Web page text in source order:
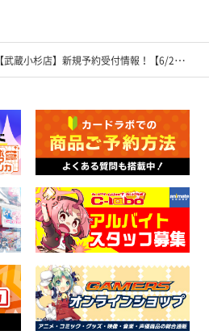
【武蔵小杉店】新規予約受付情報！【6/24更新】